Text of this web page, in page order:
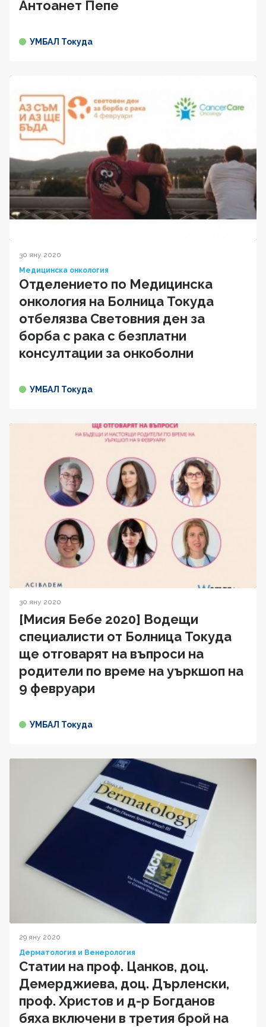
Антоанет Пепе
УМБАЛ Токуда
30 яну 2020
Медицинска онкология
Отделението по Медицинска
онкология на Болница Токуда
отбелязва Световния ден за
борба с рака с безплатни
консултации за онкоболни
УМБАЛ Токуда
30 яну 2020
[Мисия Бебе 2020] Водещи
специалисти от Болница Токуда
ще отговарят на въпроси на
родители по време на уъркшоп на
9 февруари
УМБАЛ Токуда
29 яну 2020
Дерматология и Венерология
Статии на проф. Цанков, доц.
Демерджиева, доц. Дърленски,
проф. Христов и д-р Богданов
бяха включени в третия брой на